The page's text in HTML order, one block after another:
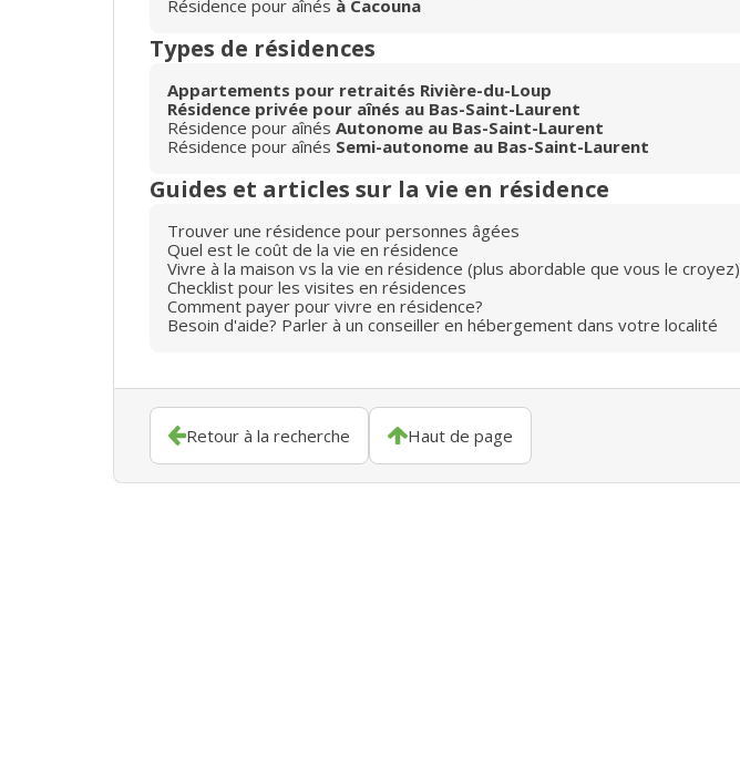
Résidence pour aînés à Cacouna
Types de résidences
Appartements pour retraités Rivière-du-Loup
Résidence privée pour aînés au Bas-Saint-Laurent
Résidence pour aînés Autonome au Bas-Saint-Laurent
Résidence pour aînés Semi-autonome au Bas-Saint-Laurent
Guides et articles sur la vie en résidence
Trouver une résidence pour personnes âgées
Quel est le coût de la vie en résidence
Vivre à la maison vs la vie en résidence (plus abordable que vous le croyez)
Checklist pour les visites en résidences
Comment payer pour vivre en résidence?
Besoin d'aide? Parler à un conseiller en hébergement dans votre localité
Retour à la recherche Haut de page